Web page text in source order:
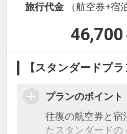
旅行代金
（航空券+
【スタンダードプ
プランのポイント
往復の航空券と宿
たスタンダードの